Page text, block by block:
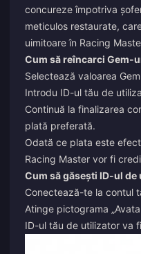
concureze împotriva
meticulos restaurate,
uimitoare în Racing
Cum să reîncarci Gem-
Selectează valoarea
Introdu ID-ul tău de
Continuă la finalizarea
plată preferată.
Odată ce plata este
Racing Master vor fi
Cum să găsești ID-ul
Conectează-te la contul
Atinge pictograma
ID-ul tău de utilizator va